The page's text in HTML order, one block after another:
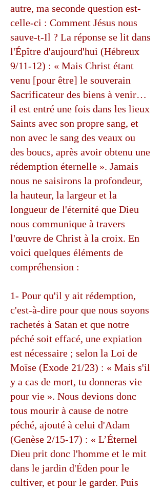
autre, ma seconde question est-
celle-ci : Comment Jésus nous
sauve-t-Il ? La réponse se lit dans
l'Épître d'aujourd'hui (Hébreux
9/11-12) : « Mais Christ étant
venu [pour être] le souverain
Sacrificateur des biens à venir…
il est entré une fois dans les lieux
Saints avec son propre sang, et
non avec le sang des veaux ou
des boucs, après avoir obtenu une
rédemption éternelle ». Jamais
nous ne saisirons la profondeur,
la hauteur, la largeur et la
longueur de l'éternité que Dieu
nous communique à travers
l'œuvre de Christ à la croix. En
voici quelques éléments de
compréhension :
1- Pour qu'il y ait rédemption,
c'est-à-dire pour que nous soyons
rachetés à Satan et que notre
péché soit effacé, une expiation
est nécessaire ; selon la Loi de
Moïse (Exode 21/23) : « Mais s'il
y a cas de mort, tu donneras vie
pour vie ». Nous devions donc
tous mourir à cause de notre
péché, ajouté à celui d'Adam
(Genèse 2/15-17) : « L’Éternel
Dieu prit donc l'homme et le mit
dans le jardin d'Éden pour le
cultiver, et pour le garder. Puis